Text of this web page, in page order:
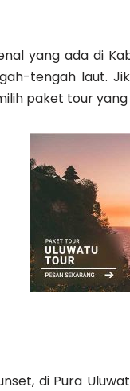
yang ada di
tengah laut.
paket tour yang
di Pura